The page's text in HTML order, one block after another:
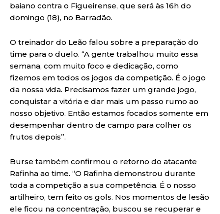
baiano contra o Figueirense, que será às 16h do
domingo (18), no Barradão.
O treinador do Leão falou sobre a preparação do
time para o duelo. “A gente trabalhou muito essa
semana, com muito foco e dedicação, como
fizemos em todos os jogos da competição. É o jogo
da nossa vida. Precisamos fazer um grande jogo,
conquistar a vitória e dar mais um passo rumo ao
nosso objetivo. Então estamos focados somente em
desempenhar dentro de campo para colher os
frutos depois”.
Burse também confirmou o retorno do atacante
Rafinha ao time. “O Rafinha demonstrou durante
toda a competição a sua competência. É o nosso
artilheiro, tem feito os gols. Nos momentos de lesão
ele ficou na concentração, buscou se recuperar e